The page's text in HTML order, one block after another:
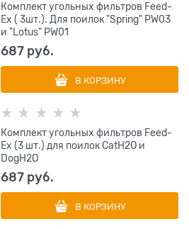
Комплект угольных фильтров Feed-
Ex ( 3шт.). Для поилок "Spring" PW03
и "Lotus" PW01
687 руб.
В КОРЗИНУ
Комплект угольных фильтров Feed-
Ex (3 шт.) для поилок CatH2O и
DogH2O
687 руб.
В КОРЗИНУ